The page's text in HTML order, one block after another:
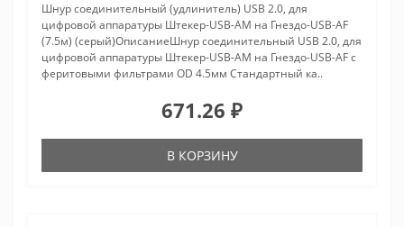
Шнур соединительный (удлинитель) USB 2.0, для
цифровой аппаратуры Штекер-USB-AM на Гнездо-USB-AF
(7.5м) (серый)ОписаниеШнур соединительный USB 2.0, для
цифровой аппаратуры Штекер-USB-AM на Гнездо-USB-AF с
феритовыми фильтрами OD 4.5мм Стандартный ка..
671.26 ₽
В КОРЗИНУ